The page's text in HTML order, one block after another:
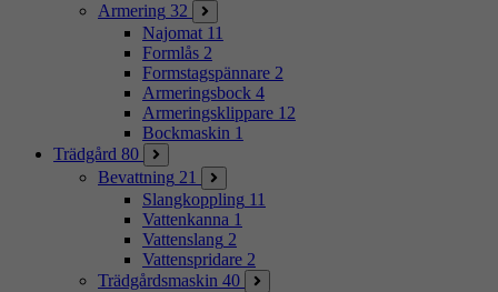
Armering 32
Najomat 11
Formlås 2
Formstagspännare 2
Armeringsbock 4
Armeringsklippare 12
Bockmaskin 1
Trädgård 80
Bevattning 21
Slangkoppling 11
Vattenkanna 1
Vattenslang 2
Vattenspridare 2
Trädgårdsmaskin 40